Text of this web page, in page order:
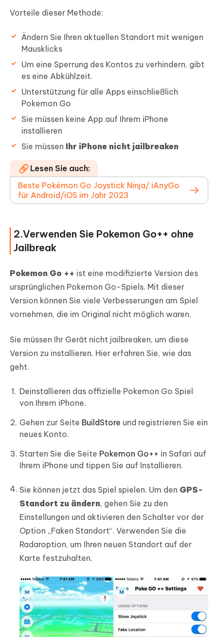
Vorteile dieser Methode:
Ändern Sie Ihren aktuellen Standort mit wenigen
Mausklicks
Um eine Sperrung des Kontos zu verhindern, gibt
es eine Abkühlzeit.
Unterstützung für alle Apps einschließlich
Pokemon Go
Sie müssen keine App auf Ihrem iPhone
installieren
Sie müssen Ihr iPhone nicht jailbreaken
Lesen Sie auch:
Beste Pokémon Go Joystick Ninja/ iAnyGo
für Android/iOS im Jahr 2023
2.Verwenden Sie Pokemon Go++ ohne
Jailbreak
Pokemon Go ++ ist eine modifizierte Version des
ursprünglichen Pokemon Go-Spiels. Mit dieser
Version können Sie viele Verbesserungen am Spiel
vornehmen, die im Original nicht möglich waren.
Sie müssen Ihr Gerät nicht jailbreaken, um diese
Version zu installieren. Hier erfahren Sie, wie das
geht.
Deinstallieren das offizielle Pokemon Go Spiel
von Ihrem iPhone.
Gehen zur Seite BuildStore und registrieren Sie ein
neues Konto.
Starten Sie die Seite Pokemon Go++ in Safari auf
Ihrem iPhone und tippen Sie auf Installieren.
Sie können jetzt das Spiel spielen. Um den GPS-
Standort zu ändern, gehen Sie zu den
Einstellungen und aktivieren den Schalter vor der
Option „Faken Standort“. Verwenden Sie die
Radaroption, um Ihren neuen Standort auf der
Karte festzuhalten.